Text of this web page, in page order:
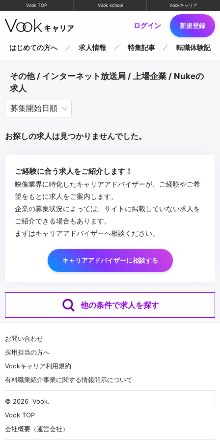
Vook TOP Vook school Vookキャリア
ログイン 新規登録
はじめての方へ 求人情報 特集記事 転職体験記
その他 / インターネット放送局 / 上場企業 / Nukeの
求人
お探しの求人は見つかりませんでした。
ご経験に合う求人をご紹介します！
映像業界に特化したキャリアアドバイザーが、ご経験やご希
望をもとに求人をご案内します。
企業の募集状況によっては、サイトに掲載していない求人を
ご紹介できる場合もあります。
まずはキャリアアドバイザーへ相談ください。
キャリアアドバイザーに相談する
他の条件で求人を探す
お問い合わせ
採用担当の方へ
Vookキャリア利用規約
有料職業紹介事業に関する情報開示について
© 2026 Vook.
Vook TOP
会社概要（運営会社）